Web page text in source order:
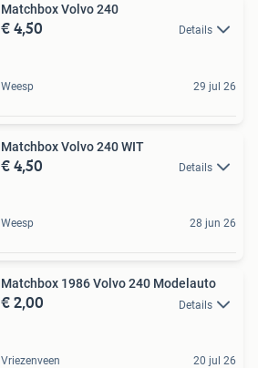
Matchbox Volvo 240
€ 4,50 Details
Weesp 29 jul 26
Matchbox Volvo 240 WIT
€ 4,50 Details
Weesp 28 jun 26
Matchbox 1986 Volvo 240 Modelauto
€ 2,00 Details
Vriezenveen 20 jul 26